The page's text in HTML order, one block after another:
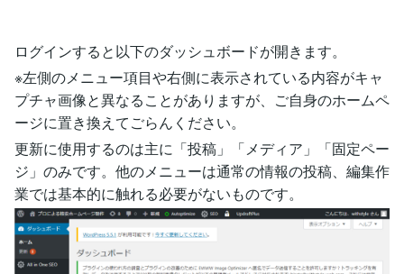
ログインすると以下のダッシュボードが開きます。
※左側のメニュー項目や右側に表示されている内容がキャ
プチャ画像と異なることがありますが、ご自身のホームペ
ージに置き換えてごらんください。
更新に使用するのは主に「投稿」「メディア」「固定ペー
ジ」のみです。他のメニューは通常の情報の投稿、編集作
業では基本的に触れる必要がないものです。